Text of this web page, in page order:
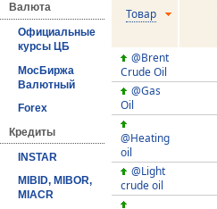
Валюта
Официальные
курсы ЦБ
МосБиржа
Валютный
Forex
Кредиты
INSTAR
MIBID, MIBOR,
MIACR
Товар
@Brent
Crude Oil
@Gas
Oil
@Heating
oil
@Light
crude oil